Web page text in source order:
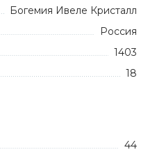
Богемия Ивеле Кристалл
Россия
1403
18
44